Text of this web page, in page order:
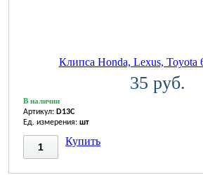
Клипса Honda, Lexus, Toyota
35 руб.
В наличии
Артикул: D13C
Ед. измерения: шт
Купить